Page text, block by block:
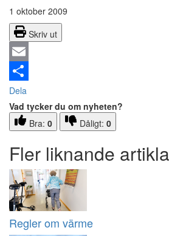
1 oktober 2009
Skriv ut
Email
Dela
Vad tycker du om nyheten?
Bra: 0 Dåligt: 0
Fler liknande
Regler om värme